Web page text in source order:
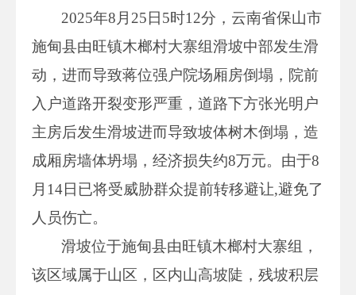
2025年8月25日5时12分，云南省保山市
施甸县由旺镇木榔村大寨组滑坡中部发生滑
动，进而导致蒋位强户院场厢房倒塌，院前
入户道路开裂变形严重，道路下方张光明户
主房后发生滑坡进而导致坡体树木倒塌，造
成厢房墙体坍塌，经济损失约8万元。由于8
月14日已将受威胁群众提前转移避让,避免了
人员伤亡。
滑坡位于施甸县由旺镇木榔村大寨组，
该区域属于山区，区内山高坡陡，残坡积层